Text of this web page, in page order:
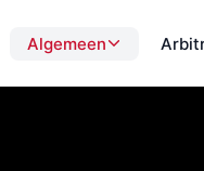
Algemeen